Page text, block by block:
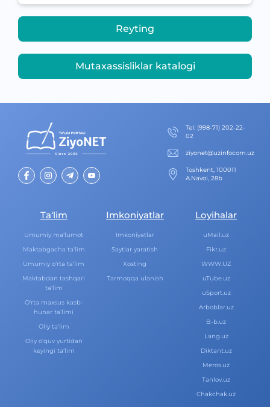
Reyting
Mutaxassisliklar katalogi
Теl: (998-71) 202-22-
02
ziyonet@uzinfocom.uz
Toshkent, 100011
A.Navoi, 28b
Ta‘lim
Umumiy ma‘lumot
Maktabgacha ta‘lim
Umumiy o‘rta ta‘lim
Maktabdan tashqari
ta‘lim
O‘rta maxsus kasb-
hunar ta‘limi
Oliy ta‘lim
Oliy o‘quv yurtidan
keyingi ta‘lim
Imkoniyatlar
Imkoniyatlar
Saytlar yaratish
Xosting
Tarmoqqa ulanish
Loyihalar
uMail.uz
Fikr.uz
WWW.UZ
uTube.uz
uSport.uz
Arboblar.uz
B-b.uz
Lang.uz
Diktant.uz
Meros.uz
Tanlov.uz
Chakchak.uz